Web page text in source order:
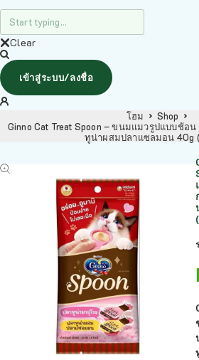
Clear
เข้าสู่ระบบ/ลงชื่อ
โฮม
Shop
Ginno Cat Treat Spoon – ขนมแมวรูปแบบช้อ
ทูน่าผสมปลาแซลมอน 40g